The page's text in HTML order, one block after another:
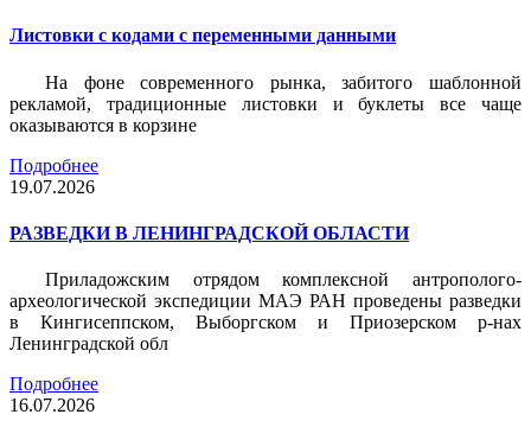
Листовки c кодами с переменными данными
На фоне современного рынка, забитого шаблонной
рекламой, традиционные листовки и буклеты все чаще
оказываются в корзине
Подробнее
19.07.2026
РАЗВЕДКИ В ЛЕНИНГРАДСКОЙ ОБЛАСТИ
Приладожским отрядом комплексной антрополого-
археологической экспедиции МАЭ РАН проведены разведки
в Кингисеппском, Выборгском и Приозерском р-нах
Ленинградской обл
Подробнее
16.07.2026